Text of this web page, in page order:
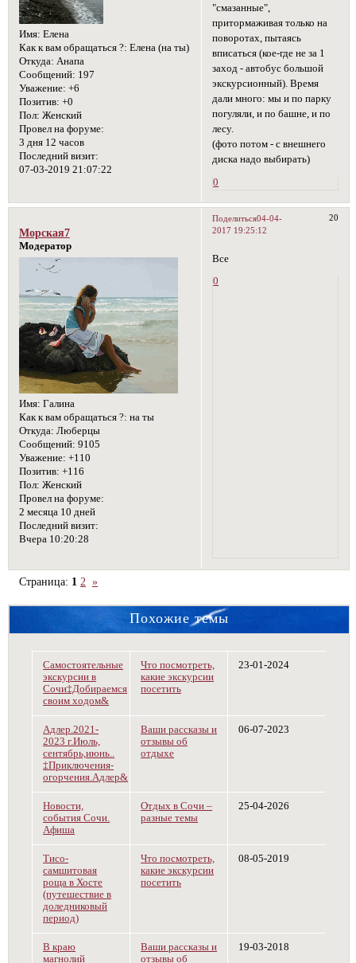
Имя: Елена
Как к вам обращаться ?: Елена (на ты)
Откуда: Анапа
Сообщений: 197
Уважение: +6
Позитив: +0
Пол: Женский
Провел на форуме:
3 дня 12 часов
Последний визит:
07-03-2019 21:07:22
"смазанные",
притормаживая только на
поворотах, пытаясь
вписаться (кое-где не за 1
заход - автобус большой
экскурсионный). Время
дали много: мы и по парку
погуляли, и по башне, и по
лесу.
(фото потом - с внешнего
диска надо выбирать)
0
Поделиться 20
04-04-
2017 19:25:12
Морская7
Модератор
Имя: Галина
Как к вам обращаться ?: на ты
Откуда: Люберцы
Сообщений: 9105
Уважение: +110
Позитив: +116
Пол: Женский
Провел на форуме:
2 месяца 10 дней
Последний визит:
Вчера 10:20:28
Все
0
Страница: 1 2 »
Похожие темы
Самостоятельные
экскурсии в
Сочи‡Добираемся
своим ходом&
Что посмотреть,
какие экскурсии
посетить
23-01-2024
Адлер.2021-
2023 г.Июль,
сентябрь,июнь..
‡Приключения-
огорчения.Адлер&
Ваши рассказы и
отзывы об
отдыхе
06-07-2023
Новости,
события Сочи.
Афиша
Отдых в Сочи –
разные темы
25-04-2026
Тисо-
самшитовая
роща в Хосте
(путешествие в
доледниковый
период)
Что посмотреть,
какие экскурсии
посетить
08-05-2019
В краю
магнолий
Ваши рассказы и
отзывы об
19-03-2018